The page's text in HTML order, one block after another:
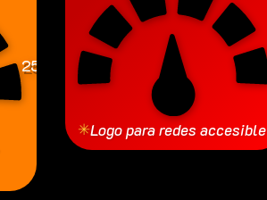
250
✳Logo para redes accesible